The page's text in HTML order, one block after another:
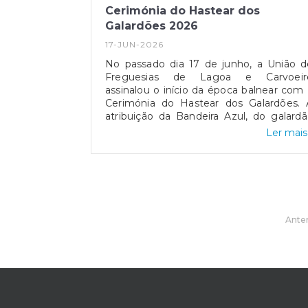
Cerimónia do Hastear dos
Galardões 2026
17-JUN-2026
No passado dia 17 de junho, a União
Freguesias de Lagoa e
assinalou o início da época balnear com
Cerimónia do Hastear dos Galardões.
atribuição da Bandeira Azul, do
de Praia Acessível, Praia para Todos e da
a excelência das nossas praias, bem
espaço público. Nesse
Ler